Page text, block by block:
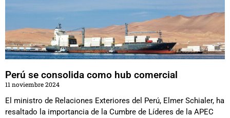
Perú se consolida como hub comercial
11 noviembre 2024
El ministro de Relaciones Exteriores del Perú, Elmer Schialer, ha
resaltado la importancia de la Cumbre de Líderes de la APEC